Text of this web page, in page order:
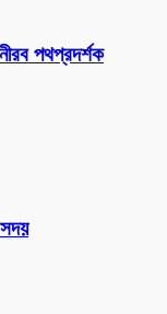
পথপ্রদর্শক
সদয়